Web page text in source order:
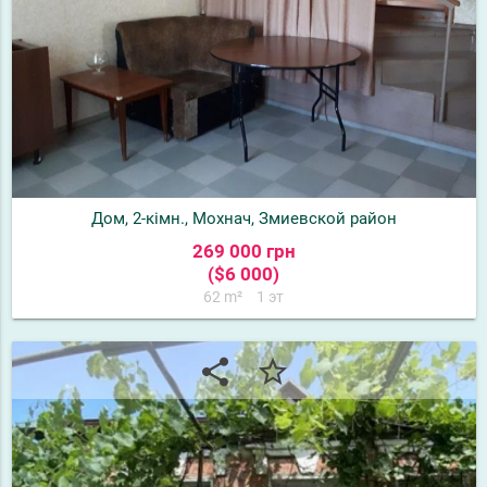
Дом, 2-кімн., Мохнач, Змиевской район
269 000 грн
($6 000)
62 m² 1 эт
share star_border